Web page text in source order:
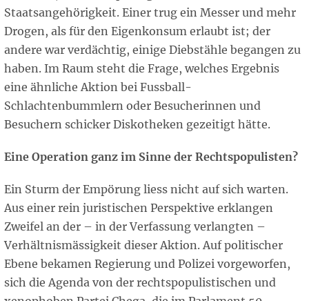
Staatsangehörigkeit. Einer trug ein Messer und mehr
Drogen, als für den Eigenkonsum erlaubt ist; der
andere war verdächtig, einige Diebstähle begangen zu
haben. Im Raum steht die Frage, welches Ergebnis
eine ähnliche Aktion bei Fussball-
Schlachtenbummlern oder Besucherinnen und
Besuchern schicker Diskotheken gezeitigt hätte.
Eine Operation ganz im Sinne der Rechtspopulisten?
Ein Sturm der Empörung liess nicht auf sich warten.
Aus einer rein juristischen Perspektive erklangen
Zweifel an der – in der Verfassung verlangten –
Verhältnismässigkeit dieser Aktion. Auf politischer
Ebene bekamen Regierung und Polizei vorgeworfen,
sich die Agenda von der rechtspopulistischen und